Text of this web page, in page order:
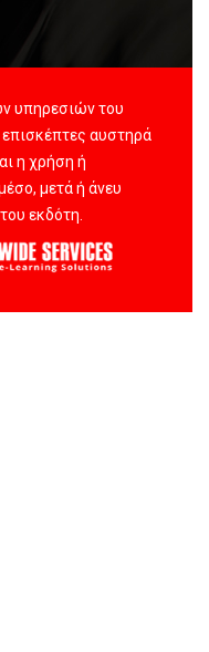
υπηρεσιών του
αυστηρά
η χρήση ή
μετά ή άνευ
εκδότη.